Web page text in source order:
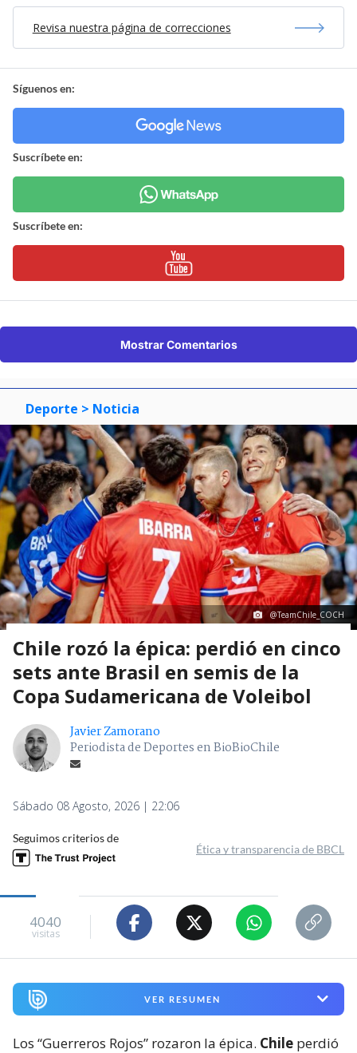
Revisa nuestra página de correcciones
Síguenos en:
Suscríbete en:
Suscríbete en:
Mostrar Comentarios
Deporte > Noticia
@TeamChile_COCH
Chile rozó la épica: perdió en cinco
sets ante Brasil en semis de la
Copa Sudamericana de Voleibol
Javier Zamorano
Periodista de Deportes en BioBioChile
Sábado 08 Agosto, 2026 | 22:06
Seguimos criterios de
Ética y transparencia de BBCL
4040
visitas
VER RESUMEN
Los “Guerreros Rojos” rozaron la épica. Chile perdió